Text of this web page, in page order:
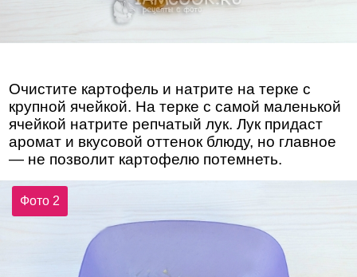
Очистите картофель и натрите на терке с
крупной ячейкой. На терке с самой маленькой
ячейкой натрите репчатый лук. Лук придаст
аромат и вкусовой оттенок блюду, но главное
— не позволит картофелю потемнеть.
Фото 2